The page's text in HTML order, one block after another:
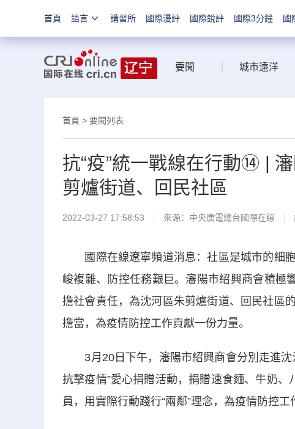
首頁 語言 講習所 國際漫評 國際銳評 國際3分鐘 國
要聞 城市遠洋
首頁 > 要聞列表
抗“疫”統一戰線在行動⑭ |
剪爐街道、回民社區
2022-03-27 17:58:53 來源：中央廣電總台國際在線
國際在線遼寧頻道消息：社區是城市的細胞
峻複雜、防控任務艱巨。瀋陽市紹興商會積極
擔社會責任，為沈河區朱剪爐街道、回民社區
擔當，為疫情防控工作貢獻一份力量。
3月20日下午，瀋陽市紹興商會分別走進沈
抗擊疫情”愛心捐贈活動，捐贈速食麵、牛奶
員，用實際行動踐行“兩鄰”理念，為疫情防控工